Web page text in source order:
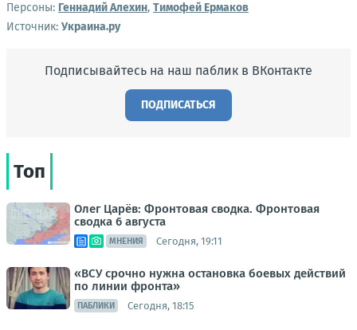
Персоны: Геннадий Алехин, Тимофей Ермаков
Источник: Украина.ру
Подписывайтесь на наш паблик в ВКонтакте
ПОДПИСАТЬСЯ
Топ
Олег Царёв: Фронтовая сводка. Фронтовая
сводка 6 августа
МНЕНИЯ Сегодня, 19:11
«ВСУ срочно нужна остановка боевых действий
по линии фронта»
ПАБЛИКИ Сегодня, 18:15